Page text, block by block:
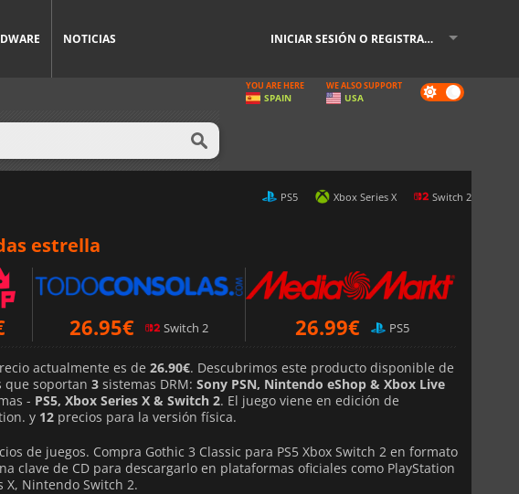
NOTICIAS INICIAR SESIÓN O REGISTRARSE
Dark
mode
YOU ARE HERE
SPAIN
WE ALSO SUPPORT
USA
PS5 Xbox Series X Switch 2
estrella
26.95€ Switch 2 26.99€ PS5
actualmente es de 26.90€. Descubrimos este producto disponible de
que soportan 3 sistemas DRM: Sony PSN, Nintendo eShop & Xbox Live
- PS5, Xbox Series X & Switch 2. El juego viene en edición de
y 12 precios para la versión física.
de juegos. Compra Gothic 3 Classic para PS5 Xbox Switch 2 en formato
clave de CD para descargarlo en plataformas oficiales como PlayStation
X, Nintendo Switch 2.